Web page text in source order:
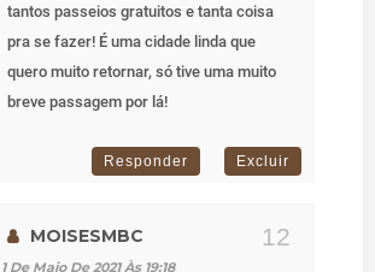
tantos passeios gratuitos e tanta coisa
pra se fazer! É uma cidade linda que
quero muito retornar, só tive uma muito
breve passagem por lá!
Responder Excluir
MOISESMBC
1 De Maio De 2021 Às 19:18